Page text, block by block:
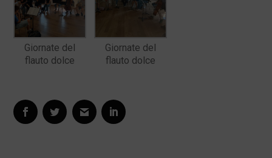
Giornate del
flauto dolce
Giornate del
flauto dolce